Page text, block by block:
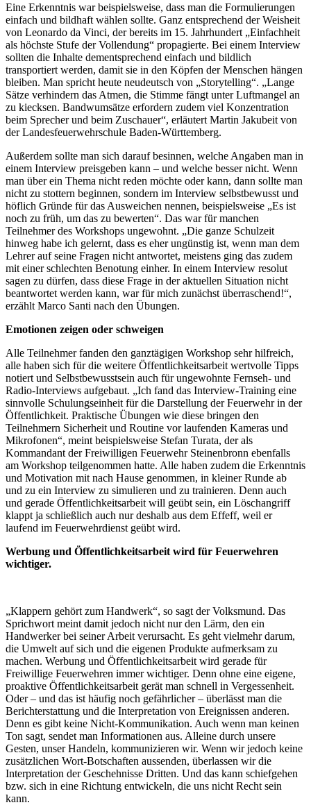
Eine Erkenntnis war beispielsweise, dass man die Formulierungen
einfach und bildhaft wählen sollte. Ganz entsprechend der Weisheit
von Leonardo da Vinci, der bereits im 15. Jahrhundert „Einfachheit
als höchste Stufe der Vollendung“ propagierte. Bei einem Interview
sollten die Inhalte dementsprechend einfach und bildlich
transportiert werden, damit sie in den Köpfen der Menschen hängen
bleiben. Man spricht heute neudeutsch von „Storytelling“. „Lange
Sätze verhindern das Atmen, die Stimme fängt unter Luftmangel an
zu kiecksen. Bandwumsätze erfordern zudem viel Konzentration
beim Sprecher und beim Zuschauer“, erläutert Martin Jakubeit von
der Landesfeuerwehrschule Baden-Württemberg.
Außerdem sollte man sich darauf besinnen, welche Angaben man in
einem Interview preisgeben kann – und welche besser nicht. Wenn
man über ein Thema nicht reden möchte oder kann, dann sollte man
nicht zu stottern beginnen, sondern im Interview selbstbewusst und
höflich Gründe für das Ausweichen nennen, beispielsweise „Es ist
noch zu früh, um das zu bewerten“. Das war für manchen
Teilnehmer des Workshops ungewohnt. „Die ganze Schulzeit
hinweg habe ich gelernt, dass es eher ungünstig ist, wenn man dem
Lehrer auf seine Fragen nicht antwortet, meistens ging das zudem
mit einer schlechten Benotung einher. In einem Interview resolut
sagen zu dürfen, dass diese Frage in der aktuellen Situation nicht
beantwortet werden kann, war für mich zunächst überraschend!“,
erzählt Marco Santi nach den Übungen.
Emotionen zeigen oder schweigen
Alle Teilnehmer fanden den ganztägigen Workshop sehr hilfreich,
alle haben sich für die weitere Öffentlichkeitsarbeit wertvolle Tipps
notiert und Selbstbewusstsein auch für ungewohnte Fernseh- und
Radio-Interviews aufgebaut. „Ich fand das Interview-Training eine
sinnvolle Schulungseinheit für die Darstellung der Feuerwehr in der
Öffentlichkeit. Praktische Übungen wie diese bringen den
Teilnehmern Sicherheit und Routine vor laufenden Kameras und
Mikrofonen“, meint beispielsweise Stefan Turata, der als
Kommandant der Freiwilligen Feuerwehr Steinenbronn ebenfalls
am Workshop teilgenommen hatte. Alle haben zudem die Erkenntnis
und Motivation mit nach Hause genommen, in kleiner Runde ab
und zu ein Interview zu simulieren und zu trainieren. Denn auch
und gerade Öffentlichkeitsarbeit will geübt sein, ein Löschangriff
klappt ja schließlich auch nur deshalb aus dem Effeff, weil er
laufend im Feuerwehrdienst geübt wird.
Werbung und Öffentlichkeitsarbeit wird für Feuerwehren
wichtiger.
„Klappern gehört zum Handwerk“, so sagt der Volksmund. Das
Sprichwort meint damit jedoch nicht nur den Lärm, den ein
Handwerker bei seiner Arbeit verursacht. Es geht vielmehr darum,
die Umwelt auf sich und die eigenen Produkte aufmerksam zu
machen. Werbung und Öffentlichkeitsarbeit wird gerade für
Freiwillige Feuerwehren immer wichtiger. Denn ohne eine eigene,
proaktive Öffentlichkeitsarbeit gerät man schnell in Vergessenheit.
Oder – und das ist häufig noch gefährlicher – überlässt man die
Berichterstattung und die Interpretation von Ereignissen anderen.
Denn es gibt keine Nicht-Kommunikation. Auch wenn man keinen
Ton sagt, sendet man Informationen aus. Alleine durch unsere
Gesten, unser Handeln, kommunizieren wir. Wenn wir jedoch keine
zusätzlichen Wort-Botschaften aussenden, überlassen wir die
Interpretation der Geschehnisse Dritten. Und das kann schiefgehen
bzw. sich in eine Richtung entwickeln, die uns nicht Recht sein
kann.